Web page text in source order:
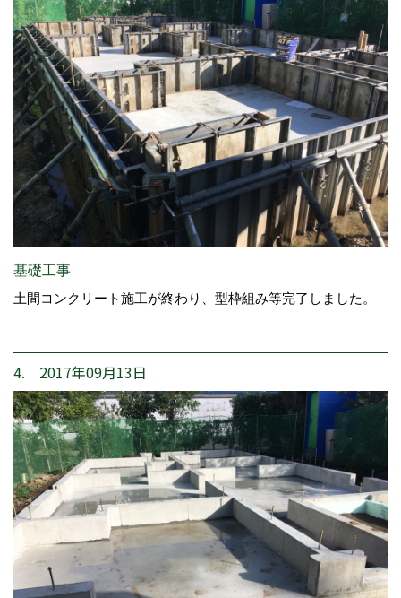
基礎工事
土間コンクリート施工が終わり、型枠組み等完了しました。
4. 2017年09月13日